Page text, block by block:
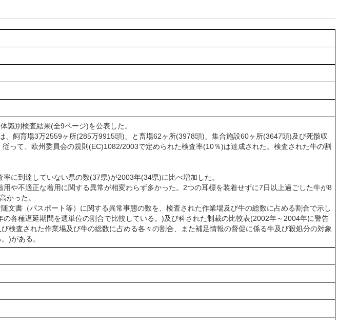
識別検査結果(全9ページ)を公表した。
飼育場3万2559ヶ所(285万9915頭)、と畜場62ヶ所(3978頭)、集合施設60ヶ所(3647頭)及び死骸収
って、欧州委員会の規則(EC)1082/2003で定められた検査率(10％)は達成された。検査された牛の割
に到達していない県の数(37県)が2003年(34県)に比べ増加した。
や不適正な着用に関する異常が相変わらず多かった。2つの耳標を装着せずに7日以上過ごした牛が8
かった。
書（パスポート等）に関する異常事態の数を、検査された作業場及び牛の総数に占める割合で示し
各種遅延期間を週単位の割合で比較している。)及び科された制裁の比較表(2002年～2004年に警告
検査された作業場及び牛の総数に占める各々の割合、また補足情報の督促に係る牛及び殺処分の対象
)がある。